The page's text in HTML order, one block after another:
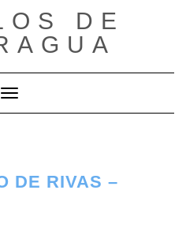
DE
Cambiar modo de navegación
DE RIVAS –